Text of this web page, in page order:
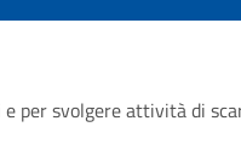
per svolgere attività di